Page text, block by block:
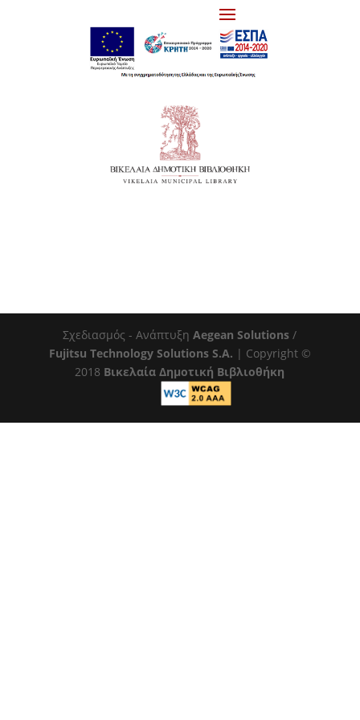
Σχεδιασμός - ΑνάπτυξηAegean Solutions /
Fujitsu Technology Solutions S.A. | Copyright ©
2018 Βικελαία Δημοτική Βιβλιοθήκη